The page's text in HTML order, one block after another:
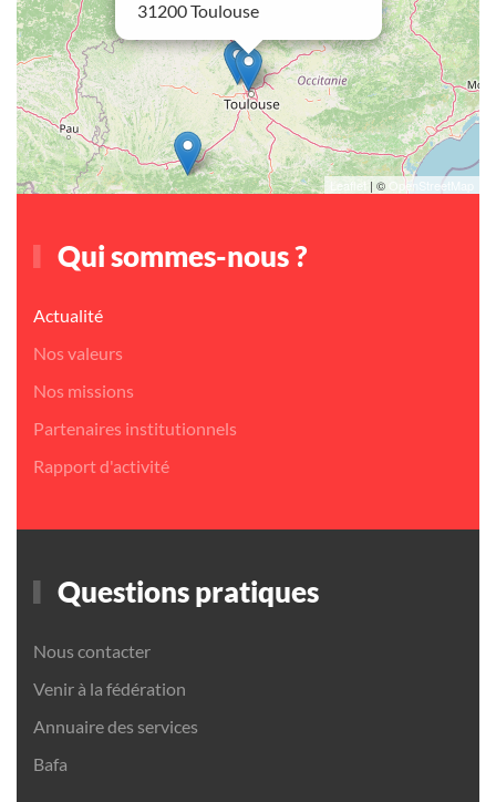
31200 Toulouse
Leaflet | © OpenStreetMap
Qui sommes-nous ?
Actualité
Nos valeurs
Nos missions
Partenaires institutionnels
Rapport d'activité
Questions pratiques
Nous contacter
Venir à la fédération
Annuaire des services
Bafa